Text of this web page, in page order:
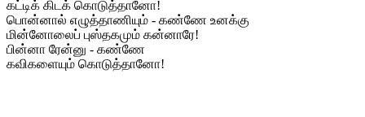
கட்டிக் கிடக் கொடுத்தானோ!
பொன்னால் எழுத்தாணியும் - கண்ணே உனக்கு
மின்னோலைப் புஸ்தகமும் கன்னாரே!
பின்னா ரேன்னு - கண்ணே
கவிகளையும் கொடுத்தானோ!